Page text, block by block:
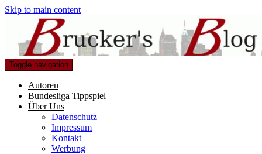
Skip to main content
Toggle navigation
Autoren
Bundesliga Tippspiel
Über Uns
Datenschutz
Impressum
Kontakt
Werbung